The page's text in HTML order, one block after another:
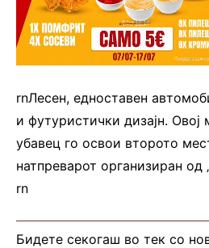
rnЛесен, едноставен
и футуристички дизајн. Овој
убавец го освои второто
натпреварот организиран од
rn
Бидете секогаш во тек со